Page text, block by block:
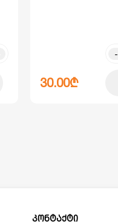
-
30.00₾
კონტაქტი